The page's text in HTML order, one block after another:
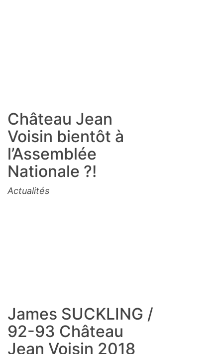
Château Jean
Voisin bientôt à
l’Assemblée
Nationale ?!
Actualités
James SUCKLING /
92-93 Château
Jean Voisin 2018